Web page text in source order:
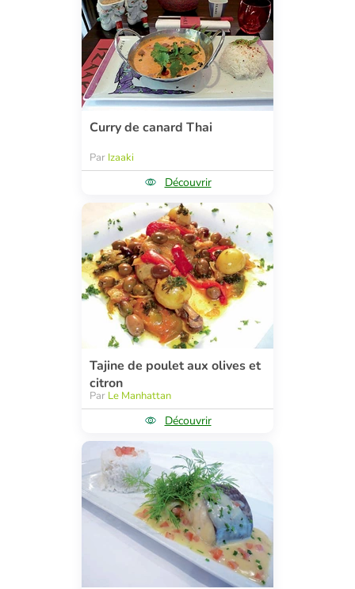
Curry de canard Thai
Par Izaaki
Découvrir
Tajine de poulet aux olives et
citron
Par Le Manhattan
Découvrir